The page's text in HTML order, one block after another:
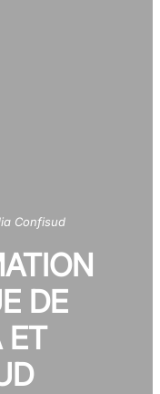
Confisud
DE
ET